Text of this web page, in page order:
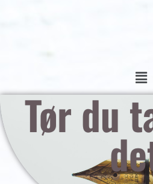
Tør du